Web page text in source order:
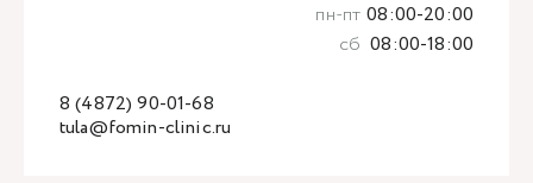
tula@fomin-clinic.ru
8 (4872) 90-01-68
пн-пт 08:00-20:00
сб 08:00-18:00